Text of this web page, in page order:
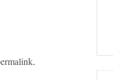
.